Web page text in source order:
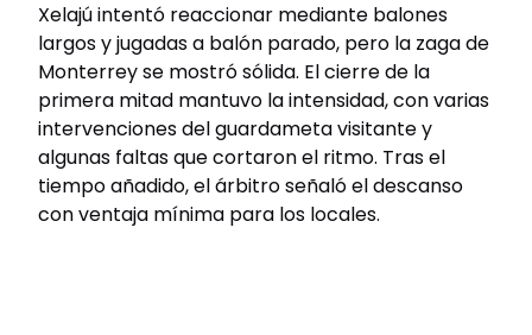
Xelajú intentó reaccionar mediante balones
largos y jugadas a balón parado, pero la zaga de
Monterrey se mostró sólida. El cierre de la
primera mitad mantuvo la intensidad, con varias
intervenciones del guardameta visitante y
algunas faltas que cortaron el ritmo. Tras el
tiempo añadido, el árbitro señaló el descanso
con ventaja mínima para los locales.